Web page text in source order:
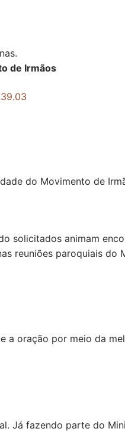
de Irmãos
do Movimento de
solicitados animam
reuniões paroquiais do
a oração por meio da
Já fazendo parte do